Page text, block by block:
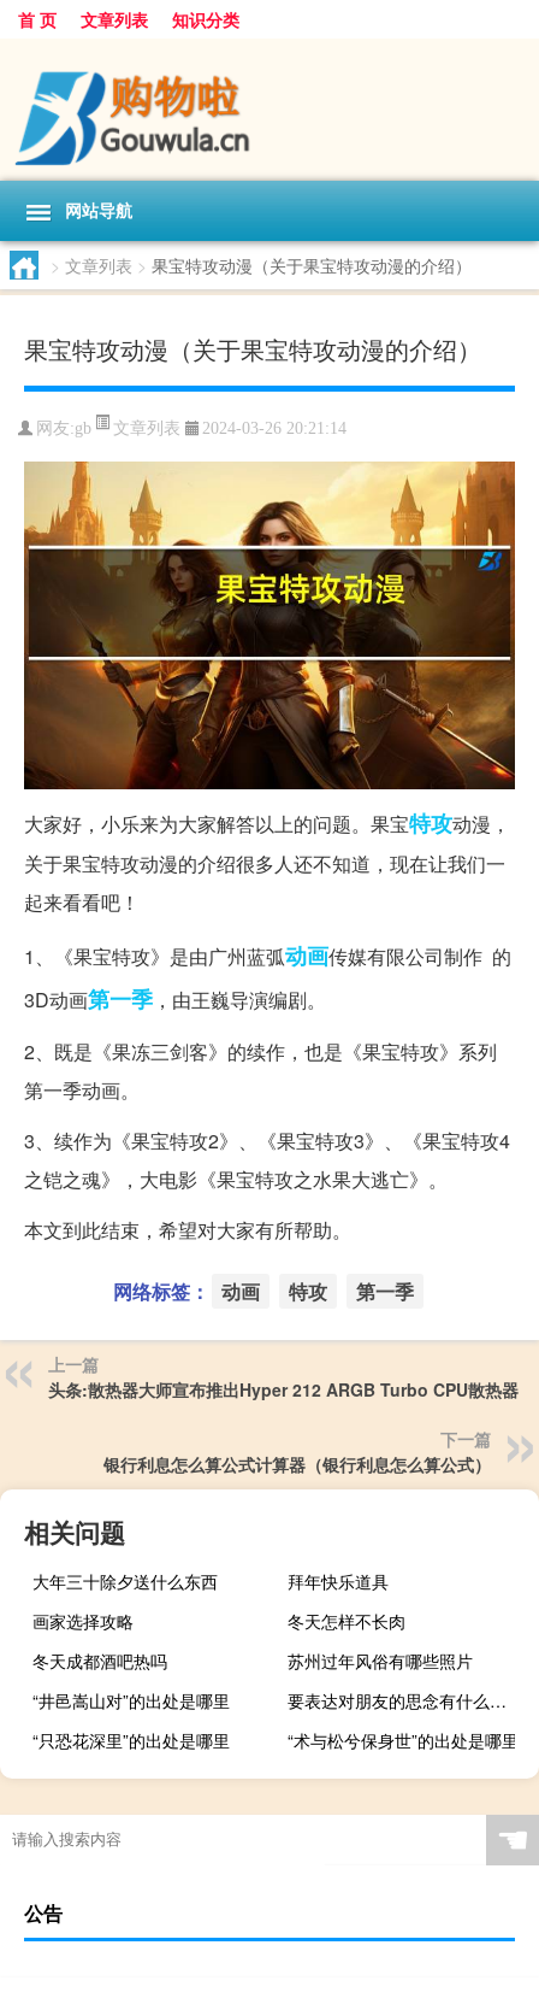
首 页 文章列表 知识分类
网站导航
> 文章列表 > 果宝特攻动漫（关于果宝特攻动漫的介绍）
果宝特攻动漫（关于果宝特攻动漫的介绍）
网友:gb 文章列表 2024-03-26 20:21:14
大家好，小乐来为大家解答以上的问题。果宝特攻动漫，
关于果宝特攻动漫的介绍很多人还不知道，现在让我们一
起来看看吧！
1、《果宝特攻》是由广州蓝弧动画传媒有限公司制作 的
3D动画第一季 ，由王巍导演编剧。
2、既是《果冻三剑客》的续作，也是《果宝特攻》系列
第一季动画。
3、续作为《果宝特攻2》、《果宝特攻3》、《果宝特攻4
之铠之魂》，大电影《果宝特攻之水果大逃亡》。
本文到此结束，希望对大家有所帮助。
网络标签： 动画 特攻 第一季
上一篇
头条:散热器大师宣布推出Hyper 212 ARGB Turbo CPU散热器
下一篇
银行利息怎么算公式计算器（银行利息怎么算公式）
相关问题
大年三十除夕送什么东西
拜年快乐道具
画家选择攻略
冬天怎样不长肉
冬天成都酒吧热吗
苏州过年风俗有哪些照片
“井邑嵩山对”的出处是哪里
要表达对朋友的思念有什么好诗句
“只恐花深里”的出处是哪里
“术与松兮保身世”的出处是哪里
☚
公告